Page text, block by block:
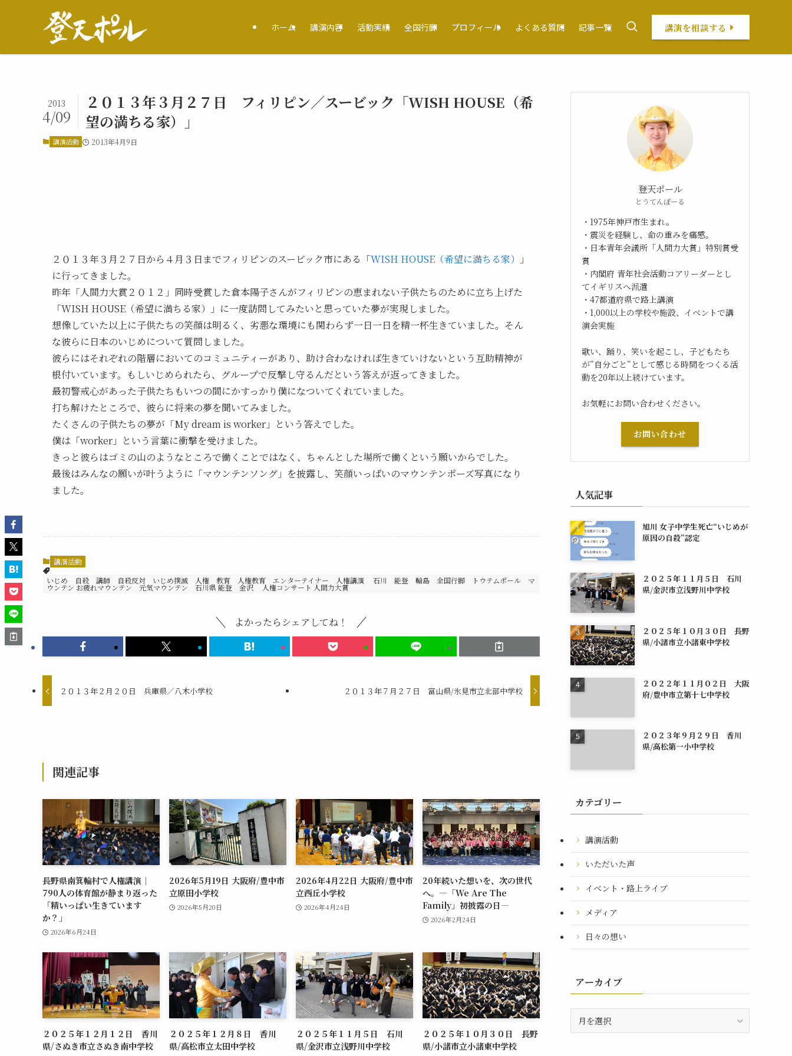
ホーム 講演内容 活動実績 全国行脚 プロフィール よくある質問 記事一覧 講演を相談する
２０１３年３月２７日 フィリピン／スービック「WISH HOUSE（希
望の満ちる家）」
2013
4/09
講演活動 2013年4月9日
２０１３年３月２７日から４月３日までフィリピンのスービック市にある「WISH HOUSE（希望に満ちる家）
」
に行ってきました。
昨年「人間力大賞２０１２」同時受賞した倉本陽子さんがフィリピンの恵まれない子供たちのために立ち上げた
「WISH HOUSE（希望に満ちる家）」に一度訪問してみたいと思っていた夢が実現しました。
想像していた以上に子供たちの笑顔は明るく、劣悪な環境にも関わらず一日一日を精一杯生きていました。そん
な彼らに日本のいじめについて質問しました。
彼らにはそれぞれの階層においてのコミュニティーがあり、助け合わなければ生きていけないという互助精神が
根付いています。もしいじめられたら、グループで反撃し守るんだという答えが返ってきました。
最初警戒心があった子供たちもいつの間にかすっかり僕になついてくれていました。
打ち解けたところで、彼らに将来の夢を聞いてみました。
たくさんの子供たちの夢が「My dream is worker」という答えでした。
僕は「worker」という言葉に衝撃を受けました。
きっと彼らはゴミの山のようなところで働くことではなく、ちゃんとした場所で働くという願いからでした。
最後はみんなの願いが叶うように「マウンテンソング」を披露し、笑顔いっぱいのマウンテンポーズ写真になり
ました。
講演活動
いじめ 自殺 講師 自殺反対 いじめ撲滅 人権 教育 人権教育 エンターテイナー 人権講演 石川 能登 輪島 全国行脚 トウテムポール マ
ウンテン お疲れマウンテン 元気マウンテン 石川県 能登 金沢 人権コンサート 人間力大賞
よかったらシェアしてね！
２０１３年２月２０日 兵庫県／八木小学校 ２０１３年７月２７日 富山県/氷見市立北部中学校
関連記事
長野県南箕輪村で人権講演｜
790人の体育館が静まり返った
「精いっぱい生きています
か？」
2026年6月24日
2026年5月19日 大阪府/豊中市
立原田小学校
2026年5月20日
2026年4月22日 大阪府/豊中市
立西丘小学校
2026年4月24日
20年続いた想いを、次の世代
へ。―「We Are The
Family」初披露の日―
2026年2月24日
２０２５年１２月１２日 香川
県/さぬき市立さぬき南中学校
２０２５年１２月８日 香川
県/高松市立太田中学校
２０２５年１１月５日 石川
県/金沢市立浅野川中学校
２０２５年１０月３０日 長野
県/小諸市立小諸東中学校
登天ポール
とうてんぽーる
・1975年神戸市生まれ。
・震災を経験し、命の重みを痛感。
・日本青年会議所「人間力大賞」特別賞受
賞
・内閣府 青年社会活動コアリーダーとし
てイギリスへ派遣
・47都道府県で路上講演
・1,000以上の学校や施設、イベントで講
演会実施
歌い、踊り、笑いを起こし、子どもたち
が”自分ごと”として感じる時間をつくる活
動を20年以上続けています。
お気軽にお問い合わせください。
お問い合わせ
人気記事
旭川 女子中学生死亡“いじめが
原因の自殺”認定
２０２５年１１月５日 石川
県/金沢市立浅野川中学校
２０２５年１０月３０日 長野
県/小諸市立小諸東中学校
２０２２年１１月０２日 大阪
府/豊中市立第十七中学校
２０２３年９月２９日 香川
県/高松第一小中学校
カテゴリー
講演活動
いただいた声
イベント・路上ライブ
メディア
日々の想い
アーカイブ